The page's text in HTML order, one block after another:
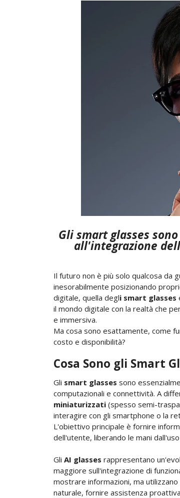
Gli smart glasses
all'integrazione
Il futuro non è più solo qualcosa da
inesorabilmente posizionando
digitale, quella degli smart glasses
il mondo digitale con la realtà che
e immersiva.
Ma cosa sono esattamente, come
costo e disponibilità?
Cosa Sono gli Smart
Gli smart glasses sono
computazionali e connettività. A
miniaturizzati (spesso semi-
interagire con gli smartphone o la
L'obiettivo principale è fornire
dell'utente, liberando le mani
Gli AI glasses rappresentano
maggiore sull'integrazione di
mostrare informazioni, ma
naturale, fornire assistenza